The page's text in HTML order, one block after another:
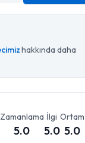
hakkında daha
Zamanlama
5.0
İlgi
5.0
Ortam
5.0